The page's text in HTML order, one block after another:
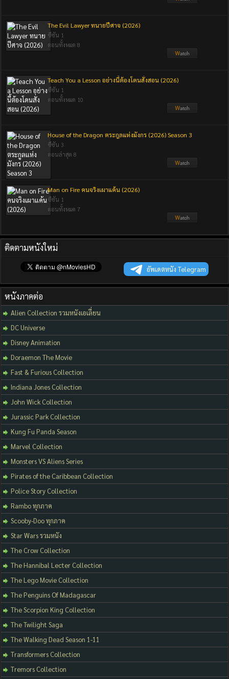
The Evil Lawyer ทนายปีศาจ (2026)
ซีซัน 1
ตอนทั้งหมด 8
Teach You a Lesson อย่างนี้ต้องโดนสั่งสอน (2026)
ซีซัน 1
ตอนทั้งหมด 10
House of the Dragon ตระกูลแห่งมังกร (2026) Season 3
ซีซัน 3
ตอนล่าสุด 8
Man on Fire คนจริงเผาแค้น (2026)
ซีซัน 1
ตอนทั้งหมด 7
ติดตามหนังใหม่
อัพเดตหนัง Telegram
หนังภาคต่อ
Alien Collection รวมหนังเอเลี่ยน
DC Universe
Disney Animation
Doraemon The Movie
Fast & Furious Collection
Indiana Jones Collection
John Wick Collection
Jurassic Park Collection
Kung Fu Panda Season
Marvel Collection
Monsters VS Aliens Series
Pirates of the Caribbean Collection
Police Story Collection
Rambo ทุกภาค
Scooby-Doo ทุกภาค
Star Wars รวมหนัง
The Crow Collection
The Hannibal Lecter Collection
The Lego Movie Collection
The Penguins Of Madagascar
The Scorpion King Collection
The Twilight Saga
The Walking Dead Season 1-11
Transformers Collection
Tremors Collection